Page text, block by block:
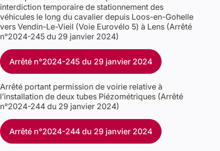
interdiction temporaire de stationnement des
véhicules le long du cavalier depuis Loos-en-Gohelle
vers Vendin-Le-Vieil (Voie Eurovélo 5) à Lens (Arrêté
n°2024-245 du 29 janvier 2024)
Arrêté n°2024-245 du 29 janvier 2024
Arrêté portant permission de voirie relative à
l’installation de deux tubes Piézométriques (Arrêté
n°2024-244 du 29 janvier 2024)
Arrêté n°2024-244 du 29 janvier 2024